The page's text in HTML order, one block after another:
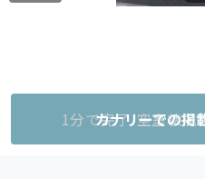
1分で完了!空室状況
カナリーでの掲